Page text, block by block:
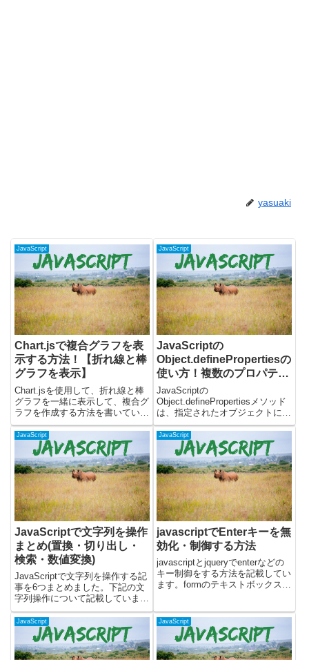
yasuaki
JavaScript
Chart.jsで複合グラフを表
示する方法！【折れ線と棒
グラフを表示】
Chart.jsを使用して、折れ線と棒
グラフを一緒に表示して、複合グ
ラフを作成する方法を書いていま
す。公式サイトではMixed Chart
という表記で、こちらに記載があ
ります。Chart.jsを使用して、複
合グラフを作成するChart.js...
JavaScript
JavaScriptの
Object.definePropertiesの
使い方！複数のプロパティ
を定義する
JavaScriptの
Object.definePropertiesメソッド
は、指定されたオブジェクトに複
数の新しいプロパティを直接追加
したり、既存のプロパティの属性
を変更したりするために使用され
ます。これは、プロパティの値だ
けでなく、その...
JavaScript
JavaScriptで文字列を操作
まとめ(置換・切り出し・
検索・数値変換)
JavaScriptで文字列を操作する記
事を6つまとめました。下記の文
字列操作について記載していま
す。・文字列を結合する・文字列
を置換する・文字列を切り出す・
文字列を検索する(指定文字列が
含れるか)・文字列から数値に変
換する・数値から文字列...
JavaScript
javascriptでEnterキーを無
効化・制御する方法
javascriptとjqueryでenterなどの
キー制御をする方法を記載してい
ます。formのテキストボックスで
きます。検証した環境はchrome
です。Enterキーを無...
JavaScript JavaScript